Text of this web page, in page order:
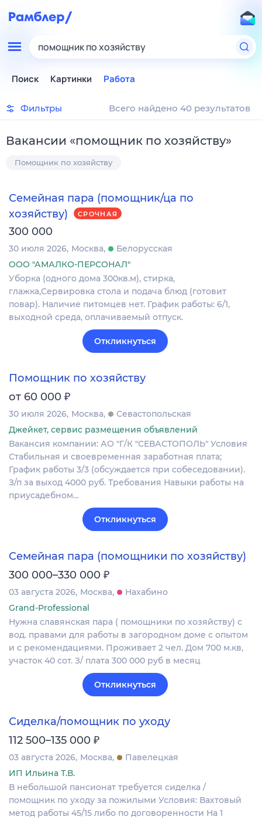
помощник по хозяйству
Поиск Картинки Работа
Фильтры Всего найдено 40 результатов
Вакансии «помощник по хозяйству»
Помощник по хозяйству
Семейная пара (помощник/ца по
хозяйству)
СРОЧНАЯ
300 000
30 июля 2026 Москва
Белорусская
ООО "АМАЛКО-ПЕРСОНАЛ"
Уборка (одного дома 300кв.м), стирка,
глажка,Сервировка стола и подача блюд (готовит
повар). Наличие питомцев нет. График работы: 6/1,
выходной среда, оплачиваемый отпуск.
Откликнуться
Помощник по хозяйству
от 60 000 ₽
30 июля 2026 Москва
Севастопольская
Джейкет, сервис размещения объявлений
Вакансия компании: АО "Г/К "СЕВАСТОПОЛЬ" Условия
Стабильная и своевременная заработная плата;
График работы 3/3 (обсуждается при собеседовании).
З/п за выход 4000 руб. Требования Навыки работы на
приусадебном…
Откликнуться
Семейная пара (помощники по хозяйству)
300 000–330 000 ₽
03 августа 2026 Москва
Нахабино
Grand-Professional
Нужна славянская пара ( помощники по хозяйству) с
вод. правами для работы в загородном доме с опытом
и с рекомендациями. Проживает 2 чел. Дом 700 м.кв,
участок 40 сот. З/ плата 300 000 руб в месяц
Откликнуться
Сиделка/помощник по уходу
112 500–135 000 ₽
03 августа 2026 Москва
Павелецкая
ИП Ильина Т.В.
В небольшой пансионат требуется сиделка /
помощник по уходу за пожилыми Условия: Вахтовый
метод работы 45/15 либо по договоренности На 1